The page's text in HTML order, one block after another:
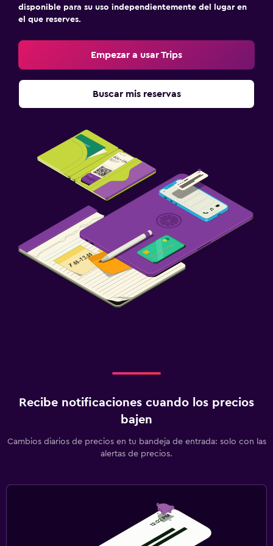
disponible para su uso independientemente del lugar en
el que reserves.
Empezar a usar Trips
Buscar mis reservas
Recibe notificaciones cuando los precios
bajen
Cambios diarios de precios en tu bandeja de entrada: solo con las
alertas de precios.